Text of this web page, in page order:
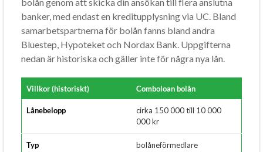
banker, med endast en kreditupplysning via UC. Bland
samarbetspartnerna för bolån fanns bland andra
Bluestep, Hypoteket och Nordax Bank. Uppgifterna
nedan är historiska och gäller inte för några nya lån.
Villkor (historiskt) Comboloan bolån
Lånebelopp
cirka 150 000 till 10 000
000 kr
Typ bolåneförmedlare